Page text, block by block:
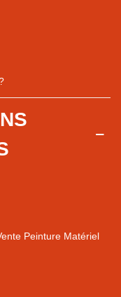
Peinture Matériel